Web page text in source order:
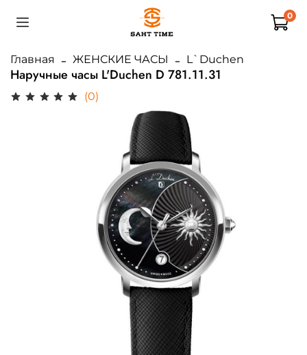
0
Главная ЖЕНСКИЕ ЧАСЫ L`Duchen
Наручные часы L'Duchen D 781.11.31
(0)